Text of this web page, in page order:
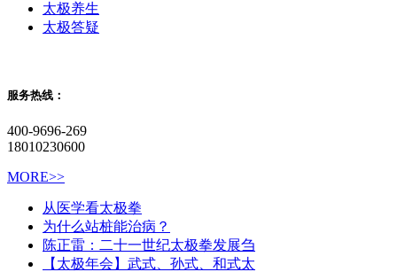
太极养生
太极答疑
服务热线：
400-9696-269
18010230600
MORE>>
从医学看太极拳
为什么站桩能治病？
陈正雷：二十一世纪太极拳发展刍
【太极年会】武式、孙式、和式太